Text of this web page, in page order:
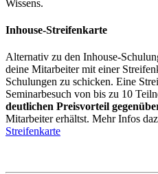
Wissens.
Inhouse-Streifenkarte
Alternativ zu den Inhouse-
deine Mitarbeiter mit einer
Schulungen zu schicken. Eine
Seminarbesuch von bis zu 10
deutlichen Preisvorteil
Mitarbeiter erhältst. Mehr Infos
Streifenkarte